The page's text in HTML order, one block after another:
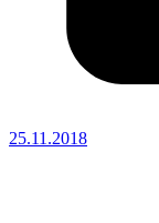
25.11.2018